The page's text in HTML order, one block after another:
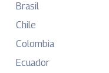
Brasil
Chile
Colombia
Ecuador